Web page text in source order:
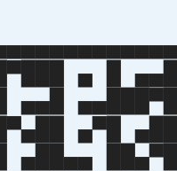
▄ █
▄▄█
▄▀█
▄██▄▄